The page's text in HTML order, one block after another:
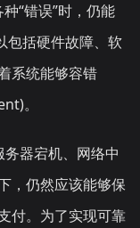
“错误”时，仍能
包括硬件故障、软
系统能够容错
。
器宕机、网络中
，仍然应该能够保
付。为了实现可靠